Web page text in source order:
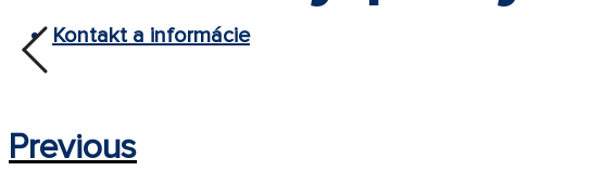
Kontakt a informácie
Previous